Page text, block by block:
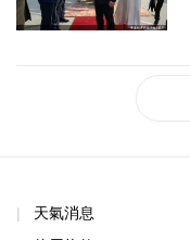
天氣消息